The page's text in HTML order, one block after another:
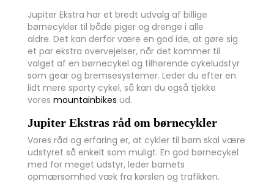
Jupiter Ekstra har et bredt udvalg af billige
børnecykler til både piger og drenge i alle
aldre. Det kan derfor være en god ide, at gøre sig
et par ekstra overvejelser, når det kommer til
valget af en børnecykel og tilhørende cykeludstyr
som gear og bremsesystemer. Leder du efter en
lidt mere sporty cykel, så kan du også tjekke
vores mountainbikes ud.
Jupiter Ekstras råd om børnecykler
Vores råd og erfaring er, at cykler til børn skal være
udstyret så enkelt som muligt. En god børnecykel
med for meget udstyr, leder barnets
opmærsomhed væk fra kørslen og trafikken.